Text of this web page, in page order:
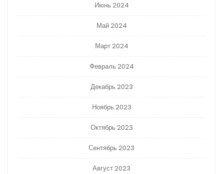
Июнь 2024
Май 2024
Март 2024
Февраль 2024
Декабрь 2023
Ноябрь 2023
Октябрь 2023
Сентябрь 2023
Август 2023